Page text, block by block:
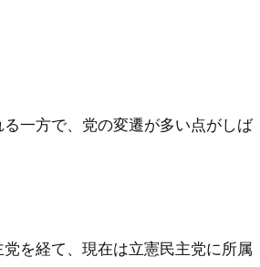
一方で、党の変遷が多い点がしば
を経て、現在は立憲民主党に所属